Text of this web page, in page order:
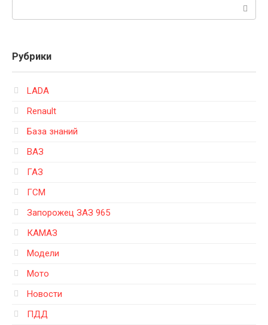
Рубрики
LADA
Renault
База знаний
ВАЗ
ГАЗ
ГСМ
Запорожец ЗАЗ 965
КАМАЗ
Модели
Мото
Новости
ПДД